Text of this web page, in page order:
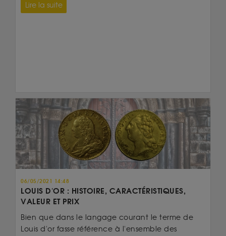
Lire la suite
06/05/2021 14:48
LOUIS D'OR : HISTOIRE, CARACTÉRISTIQUES,
VALEUR ET PRIX
Bien que dans le langage courant le terme de
Louis d'or fasse référence à l'ensemble des